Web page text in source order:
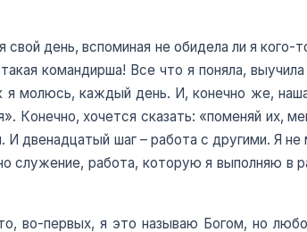
день, вспоминая не обидела ли я кого-
командирша! Все что я поняла,
я молюсь, каждый день. И, конечно же,
Конечно, хочется сказать: «поменяй их,
двенадцатый шаг – работа с другими. Я не
служение, работа, которую я выполняю в
во-первых, я это называю Богом, но